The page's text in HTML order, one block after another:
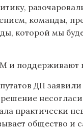
команды,
которой мы
и поддерживают
ДП
практически
общество и